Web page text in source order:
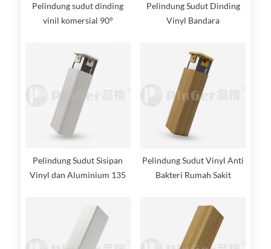
Pelindung sudut dinding
vinil komersial 90°
Pelindung Sudut Dinding
Vinyl Bandara
Pelindung Sudut Sisipan
Vinyl dan Aluminium 135
Pelindung Sudut Vinyl Anti
Bakteri Rumah Sakit